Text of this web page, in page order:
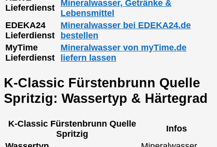
Lieferdienst
Mineralwasser, Getränke &
Lebensmittel
EDEKA24
Lieferdienst
Mineralwasser bei EDEKA24.de
bestellen
MyTime
Lieferdienst
Mineralwasser von myTime.de
liefern lassen
K-Classic Fürstenbrunn Quelle
Spritzig: Wassertyp & Härtegrad
K-Classic Fürstenbrunn Quelle
Spritzig
Infos